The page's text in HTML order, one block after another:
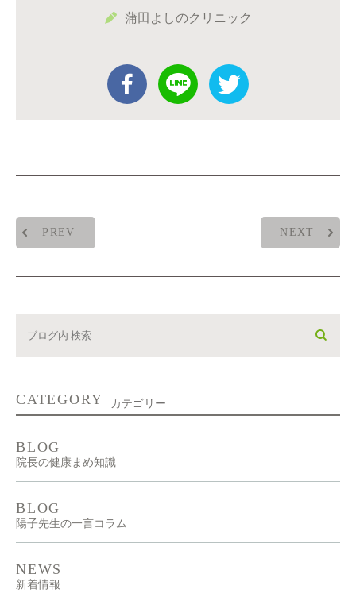
蒲田よしのクリニック
PREV NEXT
CATEGORY カテゴリー
BLOG
院長の健康まめ知識
BLOG
陽子先生の一言コラム
NEWS
新着情報